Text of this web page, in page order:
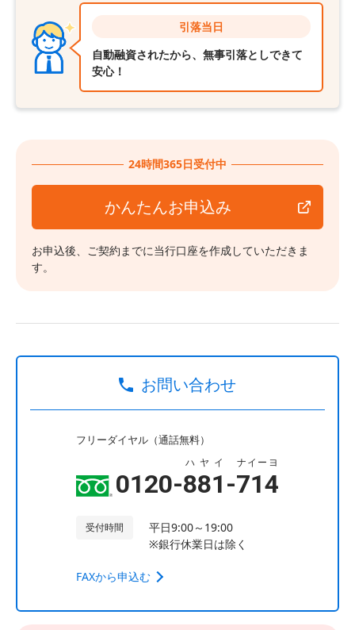
引落当日
自動融資されたから、無事引落としできて
安心！
24時間365日受付中
かんたんお申込み
お申込後、ご契約までに当行口座を作成していただきま
す。
お問い合わせ
フリーダイヤル（通話無料）
0120-881
ハヤイ
-714
ナイーヨ
受付時間
平日9:00～19:00
※銀行休業日は除く
FAXから申込む